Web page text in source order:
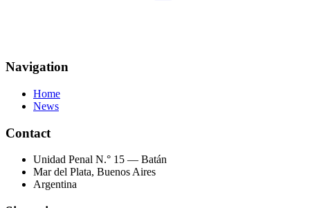
Navigation
Home
News
Contact
Unidad Penal N.° 15 — Batán
Mar del Plata, Buenos Aires
Argentina